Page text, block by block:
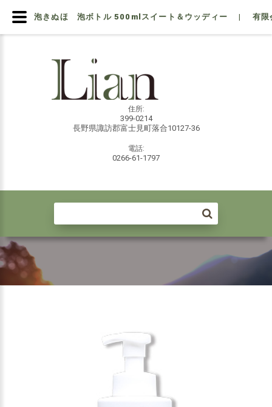
住所:
399-0214
長野県諏訪郡富士見町落合10127-36
電話:
0266-61-1797
泡きぬほ 泡ボトル 500mlスイート＆ウッディー | 有限